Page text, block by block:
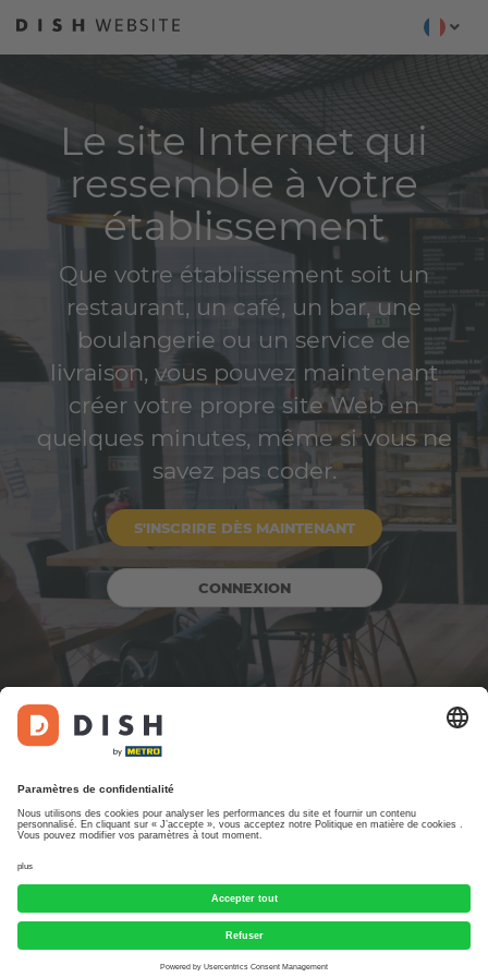
Le site Internet qui
ressemble à votre
établissement
Que votre établissement soit un
restaurant, un café, un bar, une
boulangerie ou un service de
livraison, vous pouvez maintenant
créer votre propre site Web en
quelques minutes, même si vous ne
savez pas coder.
S'INSCRIRE DÈS MAINTENANT
CONNEXION
Conçu par DISH Digital Solutions GmbH. Tous droits réservés.
FAQ